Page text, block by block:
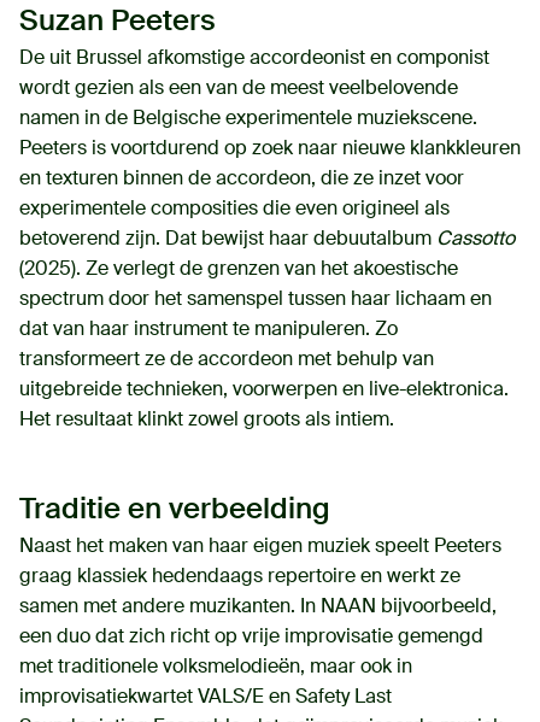
Suzan Peeters
De uit Brussel afkomstige accordeonist en componist
wordt gezien als een van de meest veelbelovende
namen in de Belgische experimentele muziekscene.
Peeters is voortdurend op zoek naar nieuwe klankkleuren
en texturen binnen de accordeon, die ze inzet voor
experimentele composities die even origineel als
betoverend zijn. Dat bewijst haar debuutalbum Cassotto
(2025). Ze verlegt de grenzen van het akoestische
spectrum door het samenspel tussen haar lichaam en
dat van haar instrument te manipuleren. Zo
transformeert ze de accordeon met behulp van
uitgebreide technieken, voorwerpen en live-elektronica.
Het resultaat klinkt zowel groots als intiem.
Traditie en verbeelding
Naast het maken van haar eigen muziek speelt Peeters
graag klassiek hedendaags repertoire en werkt ze
samen met andere muzikanten. In NAAN bijvoorbeeld,
een duo dat zich richt op vrije improvisatie gemengd
met traditionele volksmelodieën, maar ook in
improvisatiekwartet VALS/E en Safety Last